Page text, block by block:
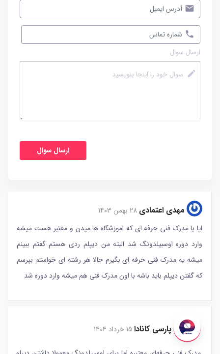
ارسال سوال
مهدی اعتمادی 28 بهمن 1403
ایا با مدرک فنی حرفه ای که اموزشگاه ها میدن و معتبر هست میشه
وارد دوره اوسبیلدونگ شد البته من دیپلم ردی هستم گفتم ببینم
میشه یه مدرک فنی حرفه ای بگیرم حالا هر رشته ای خواستم بپرسم
که گفتن دیپلم باید باشه با اون مدرک فنی هم میشه وارد دوره شد
پارسی کانادا15 خرداد 1404